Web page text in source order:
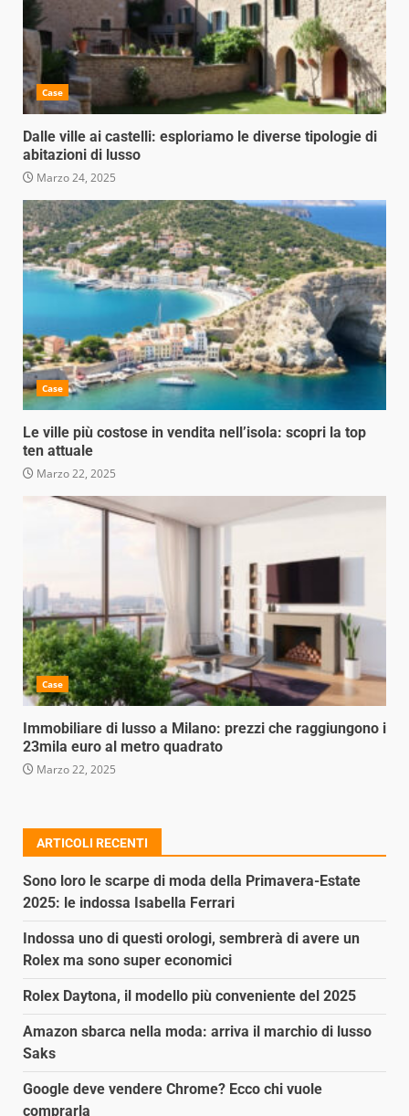
Case
Dalle ville ai castelli: esploriamo le diverse tipologie di
abitazioni di lusso
Marzo 24, 2025
Case
Le ville più costose in vendita nell’isola: scopri la top
ten attuale
Marzo 22, 2025
Case
Immobiliare di lusso a Milano: prezzi che raggiungono i
23mila euro al metro quadrato
Marzo 22, 2025
ARTICOLI RECENTI
Sono loro le scarpe di moda della Primavera-Estate
2025: le indossa Isabella Ferrari
Indossa uno di questi orologi, sembrerà di avere un
Rolex ma sono super economici
Rolex Daytona, il modello più conveniente del 2025
Amazon sbarca nella moda: arriva il marchio di lusso
Saks
Google deve vendere Chrome? Ecco chi vuole
comprarla